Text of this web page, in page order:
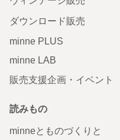
ダウンロード販売
minne PLUS
minne LAB
販売支援企画・イベント
読みもの
minneとものづくりと